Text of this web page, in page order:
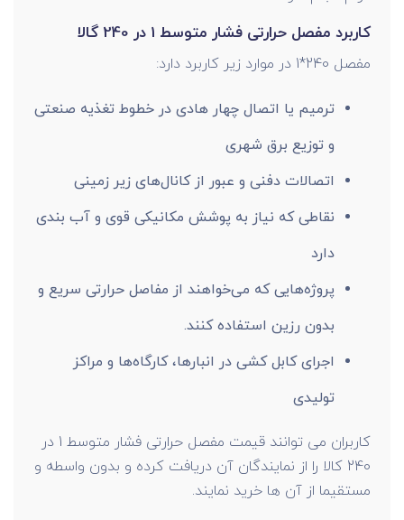
کاربرد مفصل حرارتی فشار متوسط 1 در 240 گالا
مفصل 240*1 در موارد زیر کاربرد دارد:
ترمیم یا اتصال چهار هادی در خطوط تغذیه صنعتی
و توزیع برق شهری
اتصالات دفنی و عبور از کانال‌های زیر زمینی
نقاطی که نیاز به پوشش مکانیکی قوی و آب بندی
دارد
پروژه‌هایی که می‌خواهند از مفاصل حرارتی سریع و
بدون رزین استفاده کنند.
اجرای کابل کشی در انبارها، کارگاه‌ها و مراکز
تولیدی
کاربران می توانند قیمت مفصل حرارتی فشار متوسط 1 در
240 کالا را از نمایندگان آن دریافت کرده و بدون واسطه و
مستقیما از آن ها خرید نمایند.